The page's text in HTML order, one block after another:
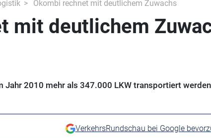
Ökombi rechnet mit deutlichem Zuwachs
mit deutlichem
Jahr 2010 mehr als 347.000 LKW transportiert werden
VerkehrsRundschau bei Google